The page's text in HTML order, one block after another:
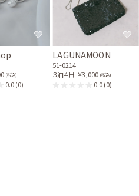
(税込)
0.0(0)
LAGUNAMOON
51-0214
３泊４日 ￥3,000 (税込)
0.0(0)